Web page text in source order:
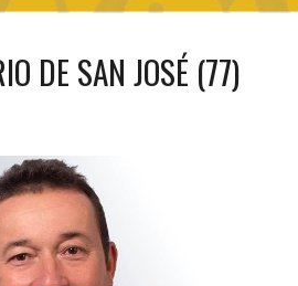
DE SAN JOSÉ (77)